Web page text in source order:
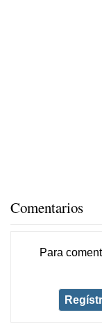
Comentarios
Para